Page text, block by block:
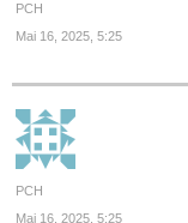
PCH
Mai 16, 2025, 5:25
PCH
Mai 16, 2025, 5:25